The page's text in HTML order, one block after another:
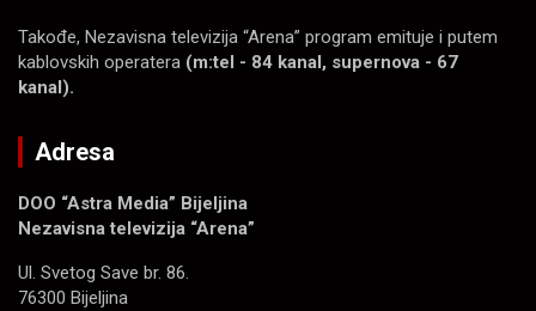
Takođe, Nezavisna televizija “Arena” program emituje i putem
kablovskih operatera (m:tel - 84 kanal, supernova - 67
kanal).
Adresa
DOO “Astra Media” Bijeljina
Nezavisna televizija “Arena”
Ul. Svetog Save br. 86.
76300 Bijeljina